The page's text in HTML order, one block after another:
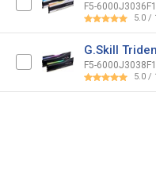
F5-
5.0 /
G.Skill
F5-
5.0 /